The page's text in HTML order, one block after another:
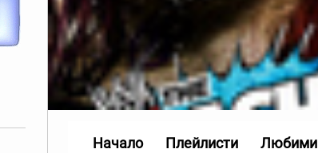
Начало Плейлисти Любими